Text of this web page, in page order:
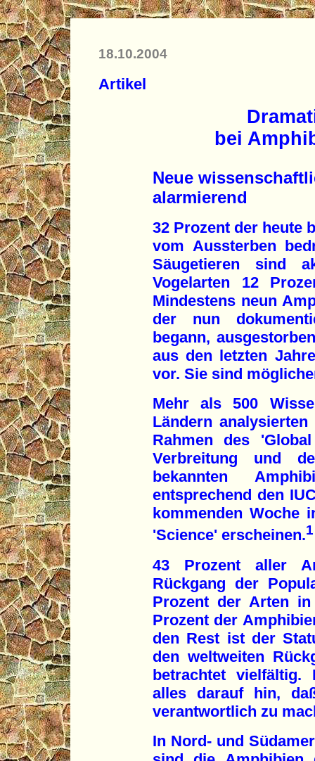
18.10.2004
Artikel
bei
Neue
alarmierend
32 Prozent der heute
vom Aussterben
Säugetieren sind
Vogelarten 12
Mindestens neun
der nun
begann,
aus den letzten
vor. Sie sind
Mehr als 500
Ländern
Rahmen des
Verbreitung und
bekannten
entsprechend den
kommenden Woche
'Science' erscheinen.1
43 Prozent aller
Rückgang der
Prozent der Arten
Prozent der
den Rest ist der
den weltweiten
betrachtet vielfältig.
alles darauf hin,
verantwortlich zu
In Nord- und